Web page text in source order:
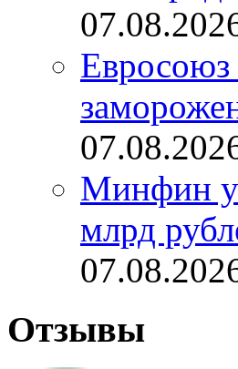
Евросоюз
Минфин
млрд
Отзывы